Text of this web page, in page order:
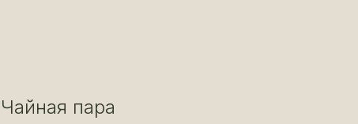
Чайная пара